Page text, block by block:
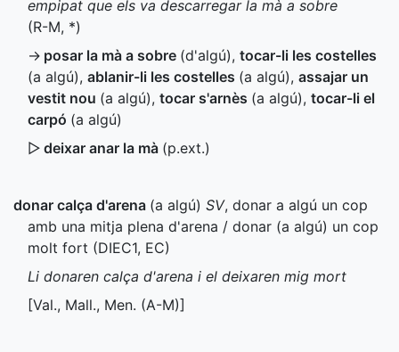
empipat que els va descarregar la mà a sobre
(R-M, *)
→ posar la mà a sobre (d'algú), tocar-li les costelles
(a algú), ablanir-li les costelles (a algú), assajar un
vestit nou (a algú), tocar s'arnès (a algú), tocar-li el
carpó (a algú)
▷ deixar anar la mà (p.ext.)
donar calça d'arena (a algú) SV, donar a algú un cop
amb una mitja plena d'arena / donar (a algú) un cop
molt fort (DIEC1, EC)
Li donaren calça d'arena i el deixaren mig mort
[Val., Mall., Men. (A-M)]